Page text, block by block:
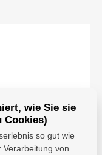
wie Sie sie
Cookies)
so gut wie
Verarbeitung von